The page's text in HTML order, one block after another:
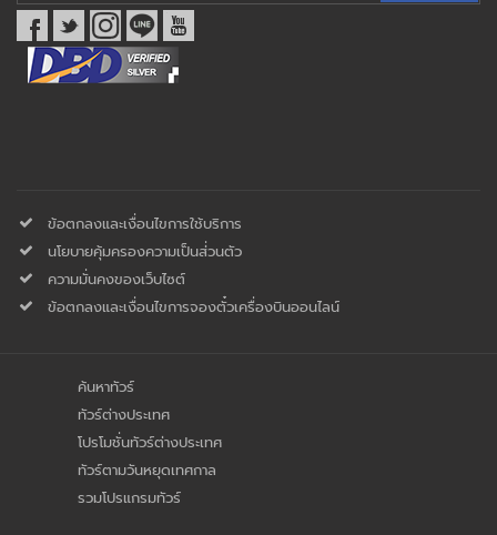
ข้อตกลงและเงื่อนไขการใช้บริการ
นโยบายคุ้มครองความเป็นส่่วนตัว
ความมั่นคงของเว็บไซต์
ข้อตกลงและเงื่อนไขการจองตั๋วเครื่องบินออนไลน์
ค้นหาทัวร์
ทัวร์ต่างประเทศ
โปรโมชั่นทัวร์ต่างประเทศ
ทัวร์ตามวันหยุดเทศกาล
รวมโปรแกรมทัวร์